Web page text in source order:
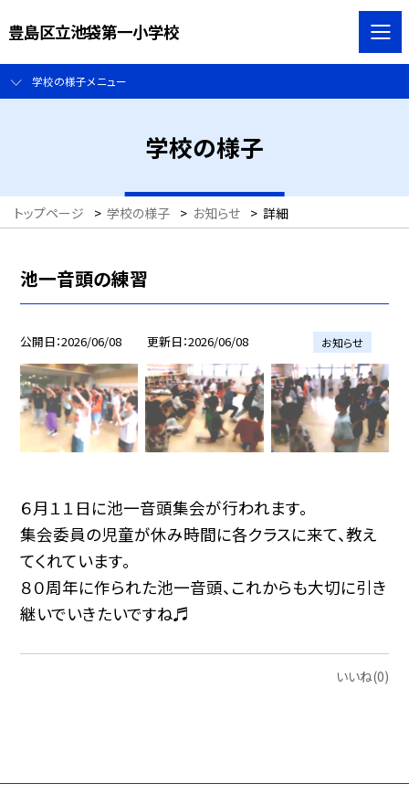
豊島区立池袋第一小学校
学校の様子メニュー
学校の様子
トップページ > 学校の様子 > お知らせ > 詳細
池一音頭の練習
公開日 2026/06/08 更新日 2026/06/08 お知らせ
６月１１日に池一音頭集会が行われます。
集会委員の児童が休み時間に各クラスに来て、教え
てくれています。
８０周年に作られた池一音頭、これからも大切に引き
継いでいきたいですね♬
いいね(0)